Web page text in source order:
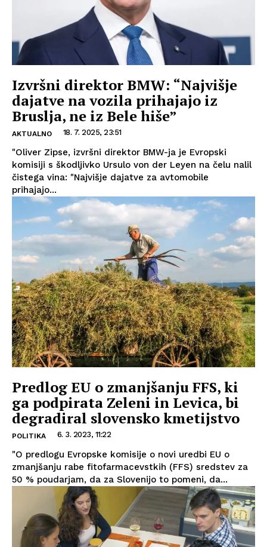
Izvršni direktor BMW: “Najvišje
dajatve na vozila prihajajo iz
Bruslja, ne iz Bele hiše”
AKTUALNO 18. 7. 2025, 23:51
"Oliver Zipse, izvršni direktor BMW-ja je Evropski
komisiji s škodljivko Ursulo von der Leyen na čelu nalil
čistega vina: "Najvišje dajatve za avtomobile
prihajajo...
Predlog EU o zmanjšanju FFS, ki
ga podpirata Zeleni in Levica, bi
degradiral slovensko kmetijstvo
POLITIKA 6. 3. 2023, 11:22
"O predlogu Evropske komisije o novi uredbi EU o
zmanjšanju rabe fitofarmacevstkih (FFS) sredstev za
50 % poudarjam, da za Slovenijo to pomeni, da...